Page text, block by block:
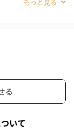
されたエキスト
#女友達
る
いて